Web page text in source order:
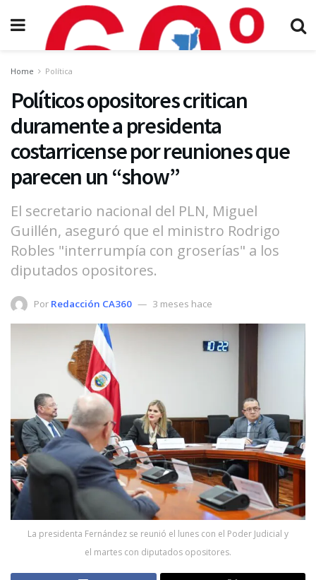
Home Política
Políticos opositores critican
duramente a presidenta
costarricense por reuniones que
parecen un “show”
El secretario nacional del PLN, Miguel
Guillén, aseguró que el ministro Rodrigo
Robles "interrumpía con groserías" a los
diputados opositores.
Por Redacción CA360 3 meses hace
La presidenta Fernández se reunió el lunes con el Poder Judicial y
el martes con diputados opositores.